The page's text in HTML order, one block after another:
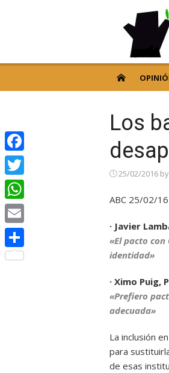
Los
25/02/2016 by
ABC 25/02/16
· Javier
«El pacto
identidad»
· Ximo Puig,
«Prefiero
adecuada»
La inclusión
para
de esas
Facebook
Twitter
WhatsApp
Email
Compartir